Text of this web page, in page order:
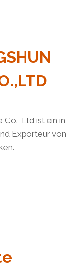
Co., Ltd ist ein in
Exporteur von